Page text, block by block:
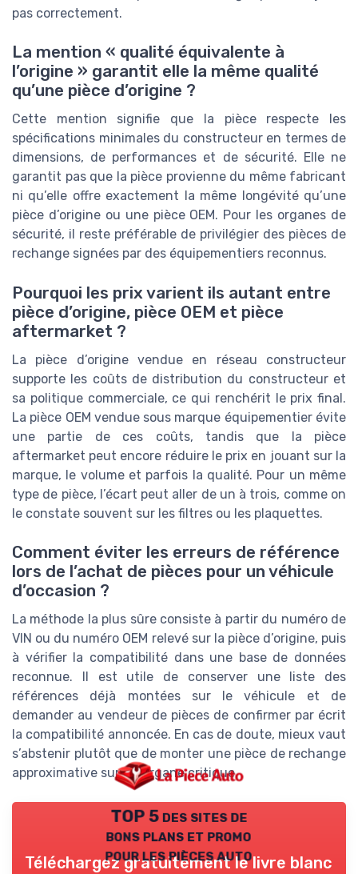
pas correctement.
La mention « qualité équivalente à
l’origine » garantit elle la même qualité
qu’une pièce d’origine ?
Cette mention signifie que la pièce respecte les
spécifications minimales du constructeur en termes de
dimensions, de performances et de sécurité. Elle ne
garantit pas que la pièce provienne du même fabricant
ni qu’elle offre exactement la même longévité qu’une
pièce d’origine ou une pièce OEM. Pour les organes de
sécurité, il reste préférable de privilégier des pièces de
rechange signées par des équipementiers reconnus.
Pourquoi les prix varient ils autant entre
pièce d’origine, pièce OEM et pièce
aftermarket ?
La pièce d’origine vendue en réseau constructeur
supporte les coûts de distribution du constructeur et
sa politique commerciale, ce qui renchérit le prix final.
La pièce OEM vendue sous marque équipementier évite
une partie de ces coûts, tandis que la pièce
aftermarket peut encore réduire le prix en jouant sur la
marque, le volume et parfois la qualité. Pour un même
type de pièce, l’écart peut aller de un à trois, comme on
le constate souvent sur les filtres ou les plaquettes.
Comment éviter les erreurs de référence
lors de l’achat de pièces pour un véhicule
d’occasion ?
La méthode la plus sûre consiste à partir du numéro de
VIN ou du numéro OEM relevé sur la pièce d’origine, puis
à vérifier la compatibilité dans une base de données
reconnue. Il est utile de conserver une liste des
références déjà montées sur le véhicule et de
demander au vendeur de pièces de confirmer par écrit
la compatibilité annoncée. En cas de doute, mieux vaut
s’abstenir plutôt que de monter une pièce de rechange
approximative sur un organe critique.
TOP 5 des sites de
bons plans et promo
pour les pièces auto
Téléchargez gratuitement le livre blanc